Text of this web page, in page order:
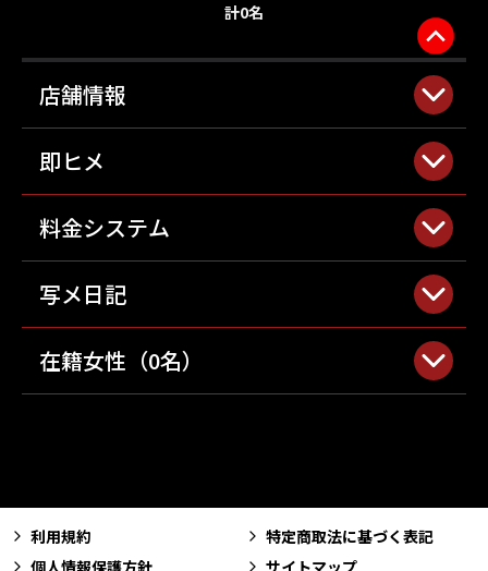
計0名
店舗情報
即ヒメ
料金システム
写メ日記
在籍女性（0名）
利用規約
特定商取法に基づく表記
個人情報保護方針
サイトマップ